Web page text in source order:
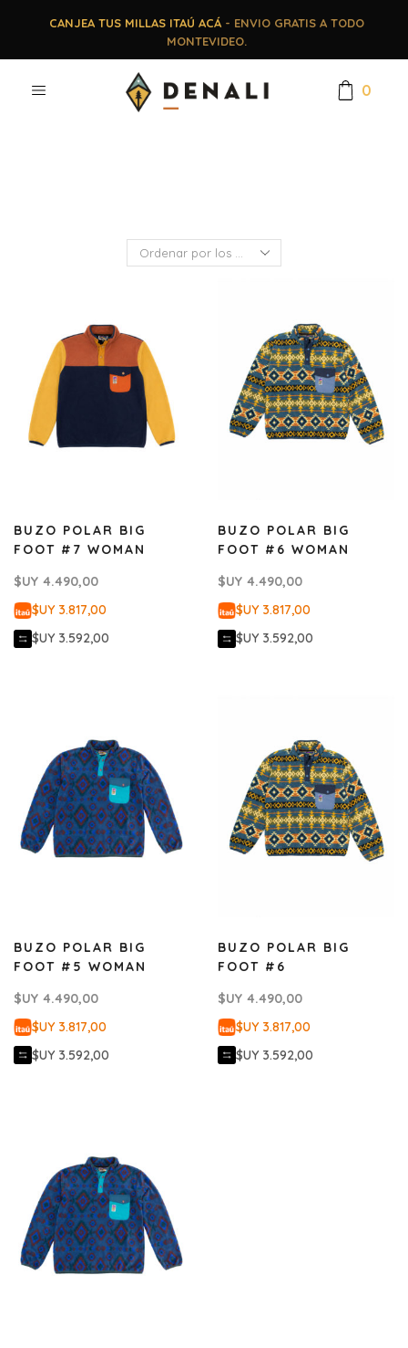
CANJEA TUS MILLAS ITAÚ ACÁ- ENVIO GRATIS A TODO
MONTEVIDEO.
0
BUZO POLAR BIG
FOOT #7 WOMAN
$UY 4.490,00
$UY 3.817,00
$UY 3.592,00
BUZO POLAR BIG
FOOT #6 WOMAN
$UY 4.490,00
$UY 3.817,00
$UY 3.592,00
BUZO POLAR BIG
FOOT #5 WOMAN
$UY 4.490,00
$UY 3.817,00
$UY 3.592,00
BUZO POLAR BIG
FOOT #6
$UY 4.490,00
$UY 3.817,00
$UY 3.592,00